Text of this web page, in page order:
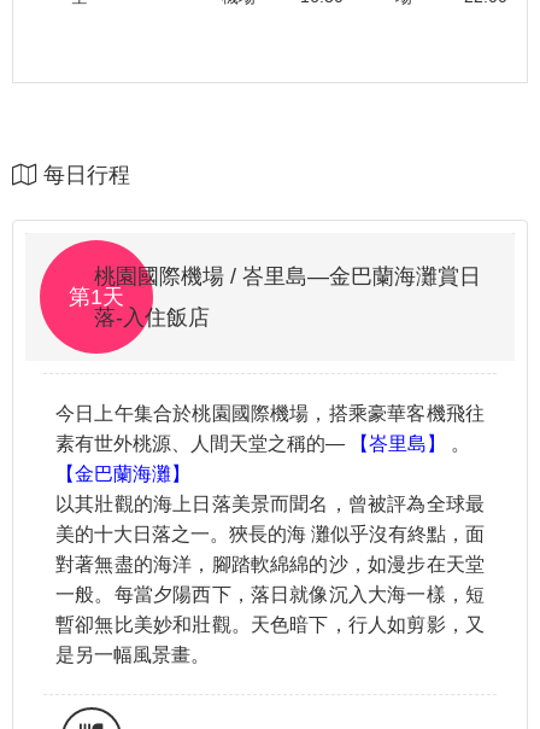
每日行程
第1天
桃園國際機場 / 峇里島—金巴蘭海灘賞日
落-入住飯店
今日上午集合於桃園國際機場，搭乘豪華客機飛往
素有世外桃源、人間天堂之稱的—
【峇里島】
。
【金巴蘭海灘】
以其壯觀的海上日落美景而聞名，曾被評為全球最
美的十大日落之一。狹長的海 灘似乎沒有終點，面
對著無盡的海洋，腳踏軟綿綿的沙，如漫步在天堂
一般。每當夕陽西下，落日就像沉入大海一樣，短
暫卻無比美妙和壯觀。天色暗下，行人如剪影，又
是另一幅風景畫。